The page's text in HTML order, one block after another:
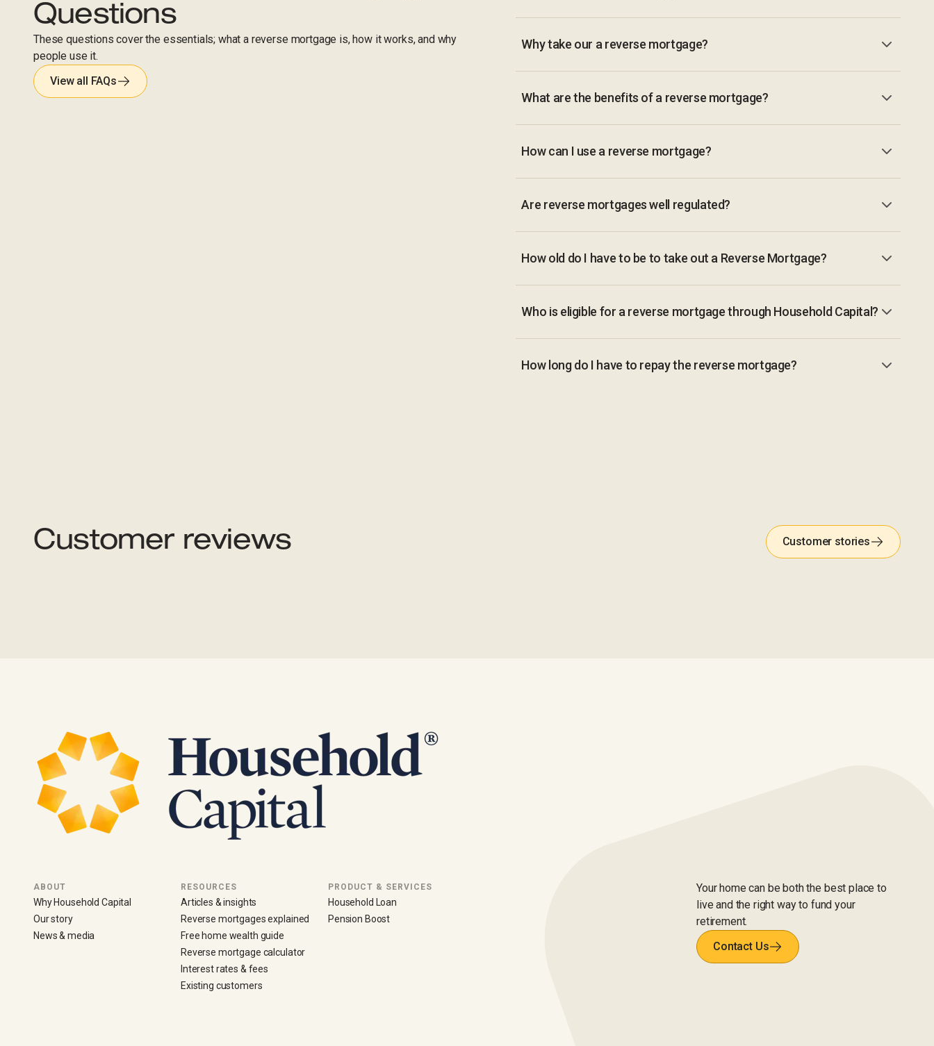
Questions​​​​‌ ‍ ​‍​‍‌‍ ‌ ​‍‌‍‍‌‌‍‌ ‌‍‍‌‌‍ ‍​‍​‍​ ‍‍​‍​‍‌ ​ ‌‍​‌‌‍ ‍‌‍‍‌‌ ‌​‌ ‍‌​‍ ‍‌‍‍‌‌‍ ​‍​‍​‍ ​​‍​‍‌‍‍​‌ ​‍‌‍‌‌‌‍‌‍​‍​‍​ ‍‍​‍​‍‌‍‍​‌ ‌​‌ ‌​‌ ​​‌ ​ ​ ‍‍​‍ ​‍ ‌‍‍​‌‍ ‌ ‌‌‌ ​ ‌‍‌‌‌‍‍​‌‍ ‌‍ ​‌‍‌​‌‍​ ‌‍​‌‌ ​​‌‍‍‌‌ ‌​‌‍​‌‌‍ ​​‍ ‍‌‍ ‍‌‍‌‌‌ ‌​‌‍ ​‌‍‍‌‌‍‌‍‌ ‍‌​‍ ‍‌‍​‌‌ ​​‌ ​​​‍ ‌ ​ ‌ ‌​‌ ‌‌‌‍‌​‌‍‍‌‌‍ ​‍ ‌‍‍‌‌‍ ‍‌ ‌​‌‍‌‌‌‍ ‍‌ ‌​​‍ ‌‍‌‌‌‍‌​‌‍‍‌‌ ‌​​‍ ‌‍ ‌‌‍ ‌‍‌​‌‍‌‌​ ‌‌ ​​‌ ​‍‌‍‌‌‌ ​ ‌‍‌‌‌‍ ‍‌ ‌​‌‍​‌‌ ‌​‌‍‍‌‌‍ ‌‍ ‍​ ‍ ‌‍‍‌‌‍‌​​ ‌‌‍‌‌‌‍​‍​ ‌ ​ ‌‌​ ‌‌​ ​ ​ ​‌‌‍‌​​‍ ‌‌‍‌​​ ‌​​ ​‌‌‍‌‌​‍ ‌​ ‌​​ ‍‌​ ‌​​ ‌‍​‍ ‌‌‍​‌​ ‍​​ ‌‍​ ​‍​‍ ‌​ ​‍​ ‌‍​ ‍​​ ​ ​ ‌‌​ ‌​​ ‌​​ ‍‌‌‍​ ​ ‌ ​ ‌‍‌‍‌‍​ ‍ ‌ ‌​‌ ‍‌‌ ​​‌‍‌‌​ ‌‌ ‌​‌‍‍‌‌‍‌‌‌ ​‍​‍ ‌​ ​‍​‍ ‌‌ ‌ ‌‍‍​‌‍​‌‌ ‌​​‍ ‌‌ ‌ ‌‍‌‌​‍ ‌‌‍ ‌‍‌‍‌‍‌‍‌‍‌‌‌ ​‍​ ‍ ‌ ​​‌‍​‌‌ ‌​‌‍‍​​ ‌‌‍‍​‌‍‌‌‌ ​‍‌‍ ‌​​‍‌‍​‌‌‍ ‍‌‍ ‍‌‍‌‌‌ ​‍​‍ ‍‌‍‍​‌‍‌‌‌‍​‌‌‍‌​‌‍ ​‌‍‍‌‌‍ ‍‌‍‌‌​ ‌‍​‍‌‍​‌‌ ​ ‌‍‌‌‌‌‌‌‌ ​‍‌‍ ​​ ‌‌‍‍​‌ ‌​‌ ‌​‌ ​​‌ ​ ​‍‌‌​ ​ ‌​​‌​‍‌‌​ ​‍‌​‌‍​‍‌‌​ ​‍‌​‌‍‌‍‍​‌‍ ‌ ‌‌‌ ​ ‌‍‌‌‌‍‍​‌‍ ‌‍ ​‌‍‌​‌‍​ ‌‍​‌‌ ​​‌‍‍‌‌ ‌​‌‍​‌‌‍ ​​‍ ‍‌‍ ‍‌‍‌‌‌ ‌​‌‍ ​‌‍‍‌‌‍‌‍‌ ‍‌​‍ ‍‌‍​‌‌ ​​‌ ​​​‍‌‌​ ​‍‌​‌‍‌ ​ ‌ ‌​‌ ‌‌‌‍‌​‌‍‍‌‌‍ ​‍‌‍‌‍‍‌‌‍‌​​ ‌‌‍‌‌‌‍​‍​ ‌ ​ ‌‌​ ‌‌​ ​ ​ ​‌‌‍‌​​‍ ‌‌‍‌​​ ‌​​ ​‌‌‍‌‌​‍ ‌​ ‌​​ ‍‌​ ‌​​ ‌‍​‍ ‌‌‍​‌​ ‍​​ ‌‍​ ​‍​‍ ‌​ ​‍​ ‌‍​ ‍​​ ​ ​ ‌‌​ ‌​​ ‌​​ ‍‌‌‍​ ​ ‌ ​ ‌‍‌‍‌‍​‍‌‍‌ ‌​‌ ‍‌‌ ​​‌‍‌‌​ ‌‌ ‌​‌‍‍‌‌‍‌‌‌ ​‍​‍ ‌​ ​‍​‍ ‌‌ ‌ ‌‍‍​‌‍​‌‌ ‌​​‍ ‌‌ ‌ ‌‍‌‌​‍ ‌‌‍ ‌‍‌‍‌‍‌‍‌‍‌‌‌ ​‍​‍‌‍‌ ​​‌‍​‌‌ ‌​‌‍‍​​ ‌‌‍‍​‌‍‌‌‌ ​‍‌‍ ‌​​‍‌‍​‌‌‍ ‍‌‍ ‍‌‍‌‌‌ ​‍​‍ ‍‌‍‍​‌‍‌‌‌‍​‌‌‍‌​‌‍ ​‌‍‍‌‌‍ ‍‌‍‌‌​‍‌‍‌ ​​‌‍‌‌‌ ​‍‌ ​ ‌ ​​‌‍‌‌‌‍​ ‌ ‌​‌‍‍‌‌ ‌‍‌‍‌‌​ ‌‌ ​​‌ ‌‌‌‍​‍‌‍ ​‌‍‍‌‌ ​ ‌‍‍​‌‍‌‌‌‍‌​​‍​‍‌ ‌​​​​‌ ‍ ​‍​‍‌‍ ‌ ​‍‌‍‍‌‌‍‌ ‌‍‍‌‌‍ ‍​‍​‍​ ‍‍​‍​‍‌ ​ ‌‍​‌‌‍ ‍‌‍‍‌‌ ‌​‌ ‍‌​‍ ‍‌‍‍‌‌‍ ​‍​‍​‍ ​​‍​‍‌‍‍​‌ ​‍‌‍‌‌‌‍‌‍​‍​‍​ ‍‍​‍​‍‌‍‍​‌ ‌​‌ ‌​‌ ​​‌ ​ ​ ‍‍​‍ ​‍ ‌‍‍​‌‍ ‌ ‌‌‌ ​ ‌‍‌‌‌‍‍​‌‍ ‌‍ ​‌‍‌​‌‍​ ‌‍​‌‌ ​​‌‍‍‌‌ ‌​‌‍​‌‌‍ ​​‍ ‍‌‍ ‍‌‍‌‌‌ ‌​‌‍ ​‌‍‍‌‌‍‌‍‌ ‍‌​‍ ‍‌‍​‌‌ ​​‌ ​​​‍ ‌ ​ ‌ ‌​‌ ‌‌‌‍‌​‌‍‍‌‌‍ ​‍ ‌‍‍‌‌‍ ‍‌ ‌​‌‍‌‌‌‍ ‍‌ ‌​​‍ ‌‍‌‌‌‍‌​‌‍‍‌‌ ‌​​‍ ‌‍ ‌‌‍ ‌‍‌​‌‍‌‌​ ‌‌ ​​‌ ​‍‌‍‌‌‌ ​ ‌‍‌‌‌‍ ‍‌ ‌​‌‍​‌‌ ‌​‌‍‍‌‌‍ ‌‍ ‍​ ‍ ‌‍‍‌‌‍‌​​ ‌‌‍‌​​ ​ ​ ​​‌‍‌‍‌‍‌‍​ ‌‍‌‍‌‌​ ​‍​‍ ‌‌‍​ ​ ‌ ​ ‌​​ ​‍​‍ ‌​ ‌​​ ‌‌​ ‌​​ ​ ​‍ ‌​ ‍‌​ ​​​ ​‍​ ​‍​‍ ‌​ ‍​‌‍‌‌​ ​​​ ‌ ‌‍‌‌‌‍​‍​ ‌​​ ‌​​ ‍‌​ ​‌​ ‍​​ ‌‍​ ‍ ‌ ‌​‌ ‍‌‌ ​​‌‍‌‌​ ‌‌ ​​‌ ​‍‌‍ ‌‍ ‌‌‍ ‌ ‌​‌‍‍‌‌‍ ‌‍ ‍‌‍​‌‌‍ ​‌‌​​‌‍​‌‌‍‌ ‌‍‌‌​ ‍ ‌ ​​‌‍​‌‌ ‌​‌‍‍​​ ‌‌ ​​‌‍​‌‌‍‌ ‌‍‌‌‌​​‍‌ ‌‌‌‍‍‌‌‍ ​‌‍‌​‌‍‌‌‌ ​‍​‍ ‍‌ ​​‌‍​‌‌‍‌ ‌‍‌‌‌​​‍‌ ‌‌‌‍‍‌‌‍ ​‌‍‌​‌‍‌‌‌ ​‍‌​‍‌‌ ‌​‌‍‌‌‌‍ ‌‌ ​ ​‍‌‌​ ‌‌‌​​‍‌‌ ‌‍‍ ‌‍‌‌‌ ‍‌​‍‌‌​ ​ ‌​‌​​‍‌‌​ ​ ‌​‌​​‍‌‌​ ​‍​ ​‍‌‍​‍​ ‍​‌‍‌‍​ ‍‌‌‍‌‍​ ‌​​ ​‍​ ‌‌‌‍‌‍​ ‌​​ ‌‌​ ‌​​‍‌‌​ ​‍​ ​‍​‍‌‌​ ‌‌‌​‌​​‍ ‍‌‍‍​‌‍‌‌‌‍​‌‌‍‌​‌‍‍‌‌‍ ‍‌‍‌ ​ ‌‍​‍‌‍​‌‌ ​ ‌‍‌‌‌‌‌‌‌ ​‍‌‍ ​​ ‌‌‍‍​‌ ‌​‌ ‌​‌ ​​‌ ​ ​‍‌‌​ ​ ‌​​‌​‍‌‌​ ​‍‌​‌‍​‍‌‌​ ​‍‌​‌‍‌‍‍​‌‍ ‌ ‌‌‌ ​ ‌‍‌‌‌‍‍​‌‍ ‌‍ ​‌‍‌​‌‍​ ‌‍​‌‌ ​​‌‍‍‌‌ ‌​‌‍​‌‌‍ ​​‍ ‍‌‍ ‍‌‍‌‌‌ ‌​‌‍ ​‌‍‍‌‌‍‌‍‌ ‍‌​‍ ‍‌‍​‌‌ ​​‌ ​​​‍‌‌​ ​‍‌​‌‍‌ ​ ‌ ‌​‌ ‌‌‌‍‌​‌‍‍‌‌‍ ​‍‌‍‌‍‍‌‌‍‌​​ ‌‌‍‌​​ ​ ​ ​​‌‍‌‍‌‍‌‍​ ‌‍‌‍‌‌​ ​‍​‍ ‌‌‍​ ​ ‌ ​ ‌​​ ​‍​‍ ‌​ ‌​​ ‌‌​ ‌​​ ​ ​‍ ‌​ ‍‌​ ​​​ ​‍​ ​‍​‍ ‌​ ‍​‌‍‌‌​ ​​​ ‌ ‌‍‌‌‌‍​‍​ ‌​​ ‌​​ ‍‌​ ​‌​ ‍​​ ‌‍​‍‌‍‌ ‌​‌ ‍‌‌ ​​‌‍‌‌​ ‌‌ ​​‌ ​‍‌‍ ‌‍ ‌‌‍ ‌ ‌​‌‍‍‌‌‍ ‌‍ ‍‌‍​‌‌‍ ​‌‌​​‌‍​‌‌‍‌ ‌‍‌‌​‍‌‍‌ ​​‌‍​‌‌ ‌​‌‍‍​​ ‌‌ ​​‌‍​‌‌‍‌ ‌‍‌‌‌​​‍‌ ‌‌‌‍‍‌‌‍ ​‌‍‌​‌‍‌‌‌ ​‍​‍ ‍‌ ​​‌‍​‌‌‍‌ ‌‍‌‌‌​​‍‌ ‌‌‌‍‍‌‌‍ ​‌‍‌​‌‍‌‌‌ ​‍‌​‍‌‌ ‌​‌‍‌‌‌‍ ‌‌ ​ ​‍‌‌​ ‌‌‌​​‍‌‌ ‌‍‍ ‌‍‌‌‌ ‍‌​‍‌‌​ ​ ‌​‌​​‍‌‌​ ​ ‌​‌​​‍‌‌​ ​‍​ ​‍‌‍​‍​ ‍​‌‍‌‍​ ‍‌‌‍‌‍​ ‌​​ ​‍​ ‌‌‌‍‌‍​ ‌​​ ‌‌​ ‌​​‍‌‌​ ​‍​ ​‍​‍‌‌​ ‌‌‌​‌​​‍ ‍‌‍‍​‌‍‌‌‌‍​‌‌‍‌​‌‍‍‌‌‍ ‍‌‍‌ ​‍​‍‌ ‌
These questions cover the essentials; what a reverse mortgage is, how it works, and why
people use it.
View all FAQs
Why take our a reverse mortgage?
What are the benefits of a reverse mortgage?
How can I use a reverse mortgage?
Are reverse mortgages well regulated?
How old do I have to be to take out a Reverse Mortgage?
Who is eligible for a reverse mortgage through Household Capital?
How long do I have to repay the reverse mortgage?
Customer reviews Customer stories
ABOUT
Why Household Capital
Our story
News & media
RESOURCES
Articles & insights
Reverse mortgages explained
Free home wealth guide
Reverse mortgage calculator
Interest rates & fees
Existing customers
PRODUCT & SERVICES
Household Loan
Pension Boost
Your home can be both the best place to
live and the right way to fund your
retirement.
Contact Us